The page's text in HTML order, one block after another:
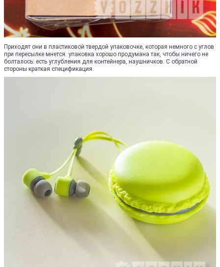
Приходят они в пластиковой твердой упаковочке, которая немного с углов
при пересылке мнется. упаковка хорошо продумана так, чтобы ничего не
болталось: есть углубления для контейнера, наушничков. С обратной
стороны краткая спецификация.